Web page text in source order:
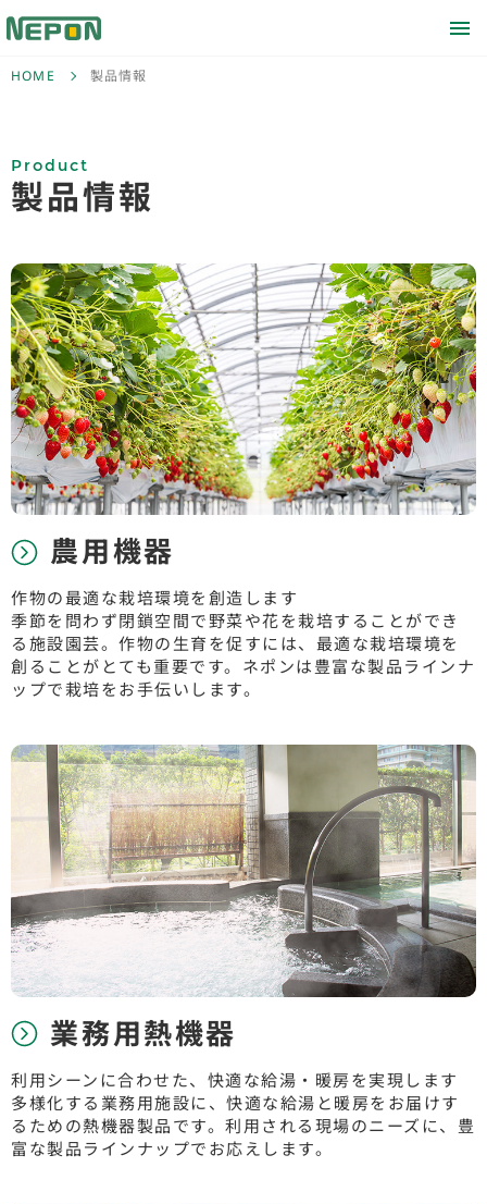
HOME 製品情報
Product
製品情報
農用機器
作物の最適な栽培環境を創造します
季節を問わず閉鎖空間で野菜や花を栽培することができ
る施設園芸。作物の生育を促すには、最適な栽培環境を
創ることがとても重要です。ネポンは豊富な製品ラインナ
ップで栽培をお手伝いします。
業務用熱機器
利用シーンに合わせた、快適な給湯・暖房を実現します
多様化する業務用施設に、快適な給湯と暖房をお届けす
るための熱機器製品です。利用される現場のニーズに、豊
富な製品ラインナップでお応えします。